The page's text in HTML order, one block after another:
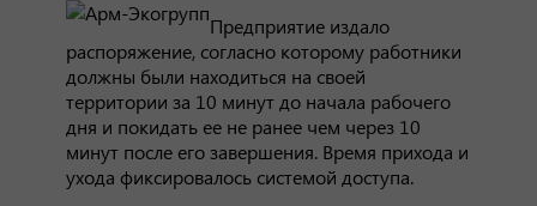
Предприятие издало
распоряжение, согласно которому работники
должны были находиться на своей
территории за 10 минут до начала рабочего
дня и покидать ее не ранее чем через 10
минут после его завершения. Время прихода и
ухода фиксировалось системой доступа.